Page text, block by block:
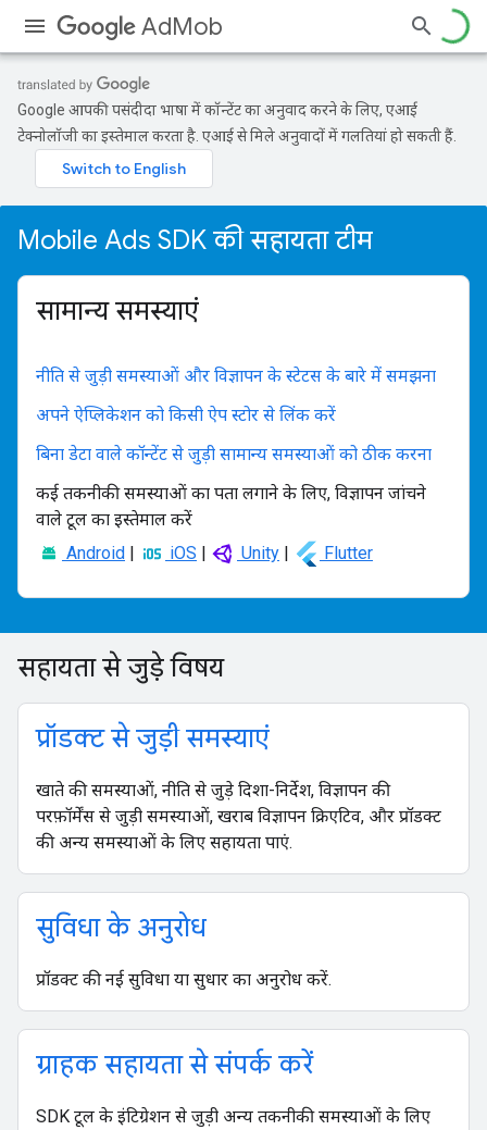
AdMob
Google आपकी पसंदीदा भाषा में कॉन्टेंट का अनुवाद करने के लिए, एआई
टेक्नोलॉजी का इस्तेमाल करता है. एआई से मिले अनुवादों में गलतियां हो सकती हैं.
Mobile Ads SDK की सहायता टीम
सामान्य समस्याएं
नीति से जुड़ी समस्याओं और विज्ञापन के स्टेटस के बारे में समझना
अपने ऐप्लिकेशन को किसी ऐप स्टोर से लिंक करें
बिना डेटा वाले कॉन्टेंट से जुड़ी सामान्य समस्याओं को ठीक करना
कई तकनीकी समस्याओं का पता लगाने के लिए, विज्ञापन जांचने
वाले टूल का इस्तेमाल करें
Android | iOS | Unity | Flutter
सहायता से जुड़े विषय
प्रॉडक्ट से जुड़ी समस्याएं
खाते की समस्याओं, नीति से जुड़े दिशा-निर्देश, विज्ञापन की
परफ़ॉर्मेंस से जुड़ी समस्याओं, खराब विज्ञापन क्रिएटिव, और प्रॉडक्ट
की अन्य समस्याओं के लिए सहायता पाएं.
सुविधा के अनुरोध
प्रॉडक्ट की नई सुविधा या सुधार का अनुरोध करें.
ग्राहक सहायता से संपर्क करें
SDK टूल के इंटिग्रेशन से जुड़ी अन्य तकनीकी समस्याओं के लिए